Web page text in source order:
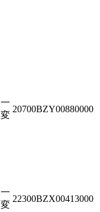
一
変
20700BZY00880000
一
変
22300BZX00413000